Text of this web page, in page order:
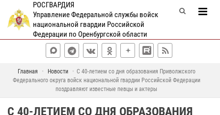
РОСГВАРДИЯ
Управление Федеральной службы войск
национальной гвардии Российской
Федерации по Оренбургской области
Главная Новости
С 40-летием со дня образования Приволжского
Федерального округа войск национальной гвардии Российской Федерации
поздравляют известные певцы и актеры
С 40-ЛЕТИЕМ СО ДНЯ ОБРАЗОВАНИЯ